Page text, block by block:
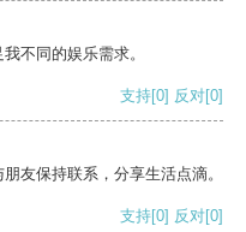
不同的娱乐需求。
支持[0] 反对[0]
友保持联系，分享生活点滴。
支持[0] 反对[0]